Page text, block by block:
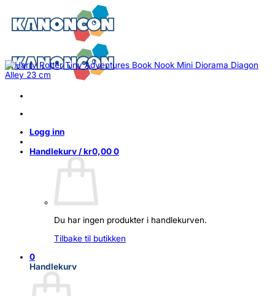
content
Logg inn
Handlekurv /kr0,000
Du har ingen produkter i handlekurven.
Tilbake til butikken
0
Handlekurv